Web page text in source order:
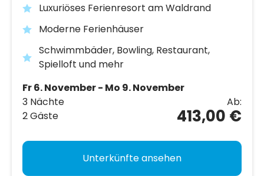
Luxuriöses Ferienresort am Waldrand
Moderne Ferienhäuser
Schwimmbäder, Bowling, Restaurant,
Spielloft und mehr
Fr 6. November - Mo 9. November
3 Nächte
2 Gäste
Ab:
413,00 €
Unterkünfte ansehen